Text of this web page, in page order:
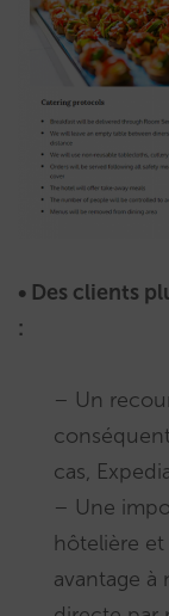
• Des clients
:
– Un
cas,
– Une
hôtelière
avantage